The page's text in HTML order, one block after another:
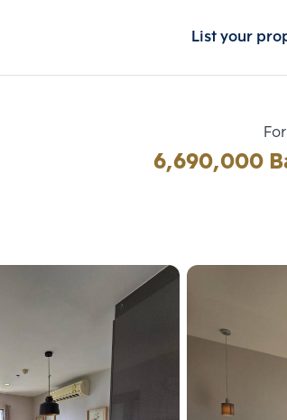
List your
6,690,000
Add comparative units
Number 3
Choose
Clear